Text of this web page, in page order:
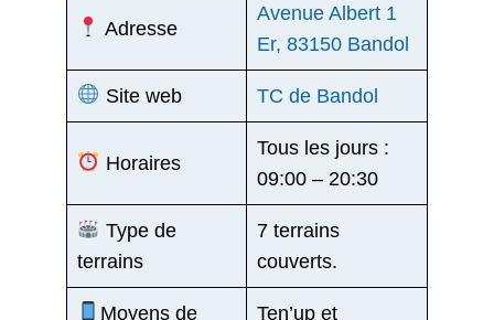
Adresse
Avenue Albert 1
Er, 83150 Bandol
Site web TC de Bandol
Horaires
Tous les jours :
09:00 – 20:30
Type de
terrains
7 terrains
couverts.
Moyens de
Ten’up et